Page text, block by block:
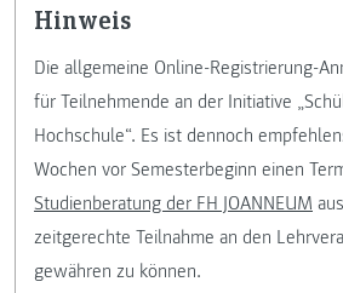
Hinweis
Die allgemeine Online-Registrierung-
für Teilnehmende an der Initiative
Hochschule“. Es ist dennoch
Wochen vor Semesterbeginn einen
Studienberatung der FH JOANNEUM
zeitgerechte Teilnahme an den
gewähren zu können.